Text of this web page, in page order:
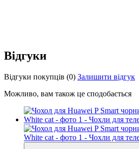
Відгуки
Відгуки покупців (0) Залишити відгук
Можливо, вам також це сподобається